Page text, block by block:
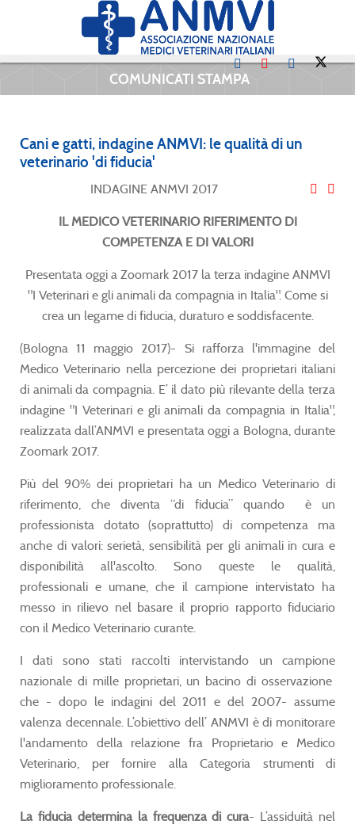
COMUNICATI STAMPA
Cani e gatti, indagine ANMVI: le qualità di un
veterinario 'di fiducia'
INDAGINE ANMVI 2017
IL MEDICO VETERINARIO RIFERIMENTO DI
COMPETENZA E DI VALORI
Presentata oggi a Zoomark 2017 la terza indagine ANMVI
"I Veterinari e gli animali da compagnia in Italia". Come si
crea un legame di fiducia, duraturo e soddisfacente.
(Bologna 11 maggio 2017)- Si rafforza l'immagine del
Medico Veterinario nella percezione dei proprietari italiani
di animali da compagnia. E’ il dato più rilevante della terza
indagine "I Veterinari e gli animali da compagnia in Italia",
realizzata dall’ANMVI e presentata oggi a Bologna, durante
Zoomark 2017.
Più del 90% dei proprietari ha un Medico Veterinario di
riferimento, che diventa “di fiducia” quando è un
professionista dotato (soprattutto) di competenza ma
anche di valori: serietà, sensibilità per gli animali in cura e
disponibilità all'ascolto. Sono queste le qualità,
professionali e umane, che il campione intervistato ha
messo in rilievo nel basare il proprio rapporto fiduciario
con il Medico Veterinario curante.
I dati sono stati raccolti intervistando un campione
nazionale di mille proprietari, un bacino di osservazione
che - dopo le indagini del 2011 e del 2007- assume
valenza decennale. L’obiettivo dell’ ANMVI è di monitorare
l'andamento della relazione fra Proprietario e Medico
Veterinario, per fornire alla Categoria strumenti di
miglioramento professionale.
La fiducia determina la frequenza di cura- L’assiduità nel